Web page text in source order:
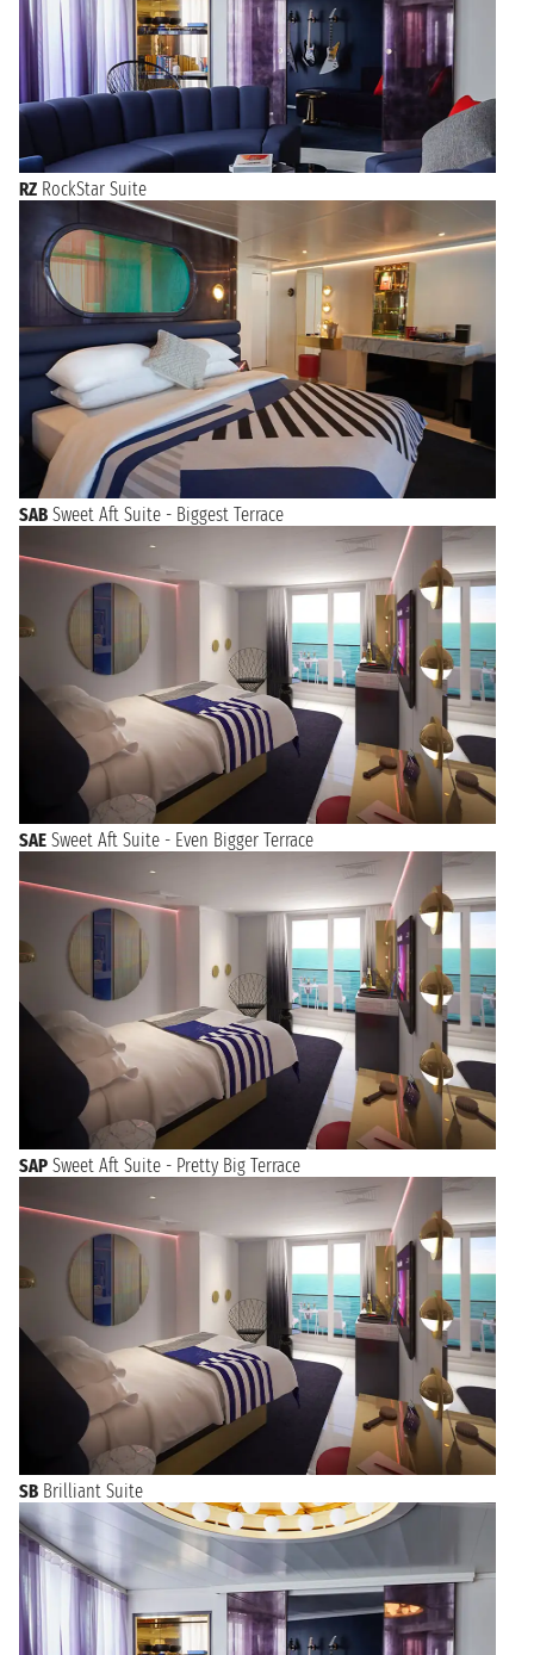
RZ RockStar Suite
SAB Sweet Aft Suite - Biggest Terrace
SAE Sweet Aft Suite - Even Bigger Terrace
SAP Sweet Aft Suite - Pretty Big Terrace
SB Brilliant Suite